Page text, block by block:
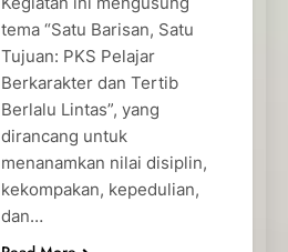
tema “Satu Barisan, Satu
Tujuan: PKS Pelajar
Berkarakter dan Tertib
Berlalu Lintas”, yang
dirancang untuk
menanamkan nilai disiplin,
kekompakan, kepedulian,
dan…